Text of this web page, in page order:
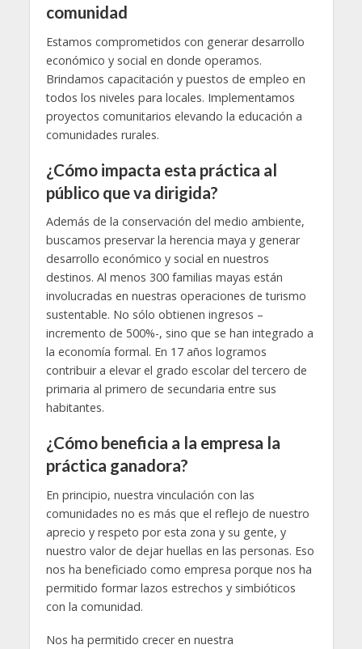
comunidad
Estamos comprometidos con generar desarrollo
económico y social en donde operamos.
Brindamos capacitación y puestos de empleo en
todos los niveles para locales. Implementamos
proyectos comunitarios elevando la educación a
comunidades rurales.
¿Cómo impacta esta práctica al
público que va dirigida?
Además de la conservación del medio ambiente,
buscamos preservar la herencia maya y generar
desarrollo económico y social en nuestros
destinos. Al menos 300 familias mayas están
involucradas en nuestras operaciones de turismo
sustentable. No sólo obtienen ingresos –
incremento de 500%-, sino que se han integrado a
la economía formal. En 17 años logramos
contribuir a elevar el grado escolar del tercero de
primaria al primero de secundaria entre sus
habitantes.
¿Cómo beneficia a la empresa la
práctica ganadora?
En principio, nuestra vinculación con las
comunidades no es más que el reflejo de nuestro
aprecio y respeto por esta zona y su gente, y
nuestro valor de dejar huellas en las personas. Eso
nos ha beneficiado como empresa porque nos ha
permitido formar lazos estrechos y simbióticos
con la comunidad.
Nos ha permitido crecer en nuestra